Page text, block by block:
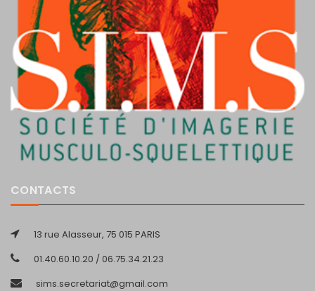
CONTACTS
13 rue Alasseur, 75 015 PARIS
01.40.60.10.20 / 06.75.34.21.23
sims.secretariat@gmail.com